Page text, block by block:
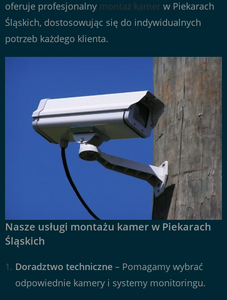
oferuje profesjonalny montaż kamer w Piekarach
Śląskich, dostosowując się do indywidualnych
potrzeb każdego klienta.
Nasze usługi montażu kamer w Piekarach
Śląskich
Doradztwo techniczne – Pomagamy wybrać
odpowiednie kamery i systemy monitoringu.